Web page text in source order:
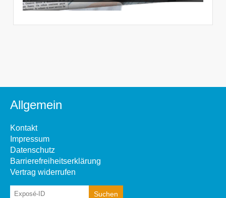
Allgemein
Kontakt
Impressum
Datenschutz
Barrierefreiheitserklärung
Vertrag widerrufen